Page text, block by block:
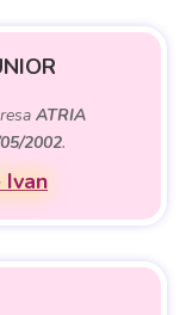
ATRIA
2002.
Ivan